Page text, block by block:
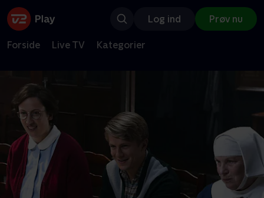
Log ind Prøv nu
Forside Live TV Kategorier